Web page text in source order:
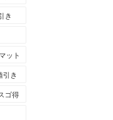
き
ット
引き
ゴ得